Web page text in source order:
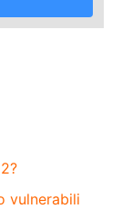
vulnerabili